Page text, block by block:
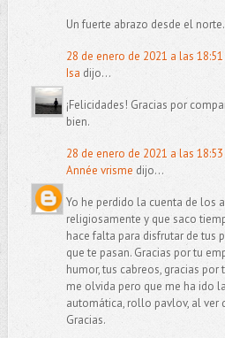
Un fuerte abrazo desde el norte.
28 de enero de 2021 a las 18:51
Isa dijo...
¡Felicidades! Gracias por
bien.
28 de enero de 2021 a las 18:53
Année vrisme dijo...
Yo he perdido la cuenta de los
religiosamente y que saco
hace falta para disfrutar de tus
que te pasan. Gracias por tu
humor, tus cabreos, gracias
me olvida pero que me ha ido
automática, rollo pavlov, al ver
Gracias.